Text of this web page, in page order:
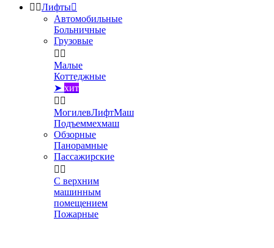
 Лифты
Автомобильные
Больничные
Грузовые
 
Малые
Коттеджные
➤ хит
 
МогилевЛифтМаш
Подъеммехмаш
Обзорные
Панорамные
Пассажирские
 
С верхним
машинным
помещением
Пожарные